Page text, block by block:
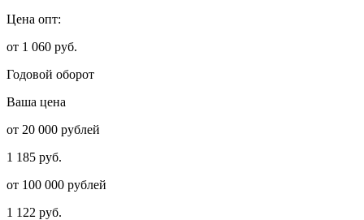
Цена опт:
от 1 060 руб.
Годовой оборот
Ваша цена
от 20 000 рублей
1 185 руб.
от 100 000 рублей
1 122 руб.